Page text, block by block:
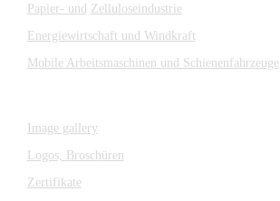
Papier- und Zelluloseindustrie
Energiewirtschaft und Windkraft
Mobile Arbeitsmaschinen und Schienenfahrzeuge
Image gallery
Logos,
Broschüren
Zertifikate